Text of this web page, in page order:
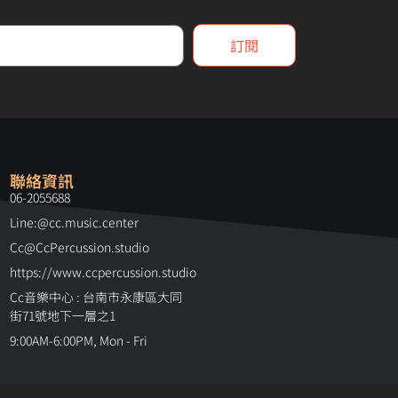
訂閱
聯絡資訊
06-2055688
Line:@cc.music.center
Cc@CcPercussion.studio
https://www.ccpercussion.studio
Cc音樂中心 : 台南市永康區大同
街71號地下一層之1
9:00AM-6:00PM, Mon - Fri